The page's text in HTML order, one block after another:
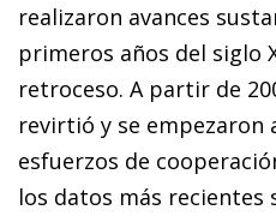
realizaron avances
primeros años del siglo
retroceso. A partir de
revirtió y se empezaron
esfuerzos de
los datos más recientes